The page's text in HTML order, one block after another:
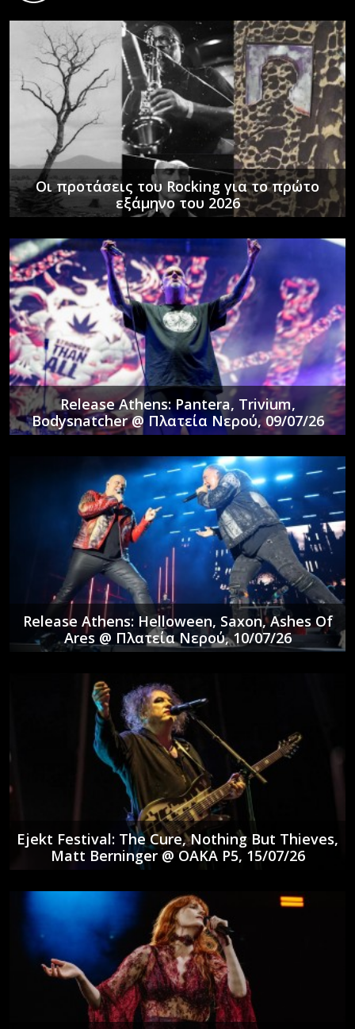
Οι προτάσεις του Rocking για το πρώτο
εξάμηνο του 2026
Release Athens: Pantera, Trivium,
Bodysnatcher @ Πλατεία Νερού, 09/07/26
Release Athens: Helloween, Saxon, Ashes Of
Ares @ Πλατεία Νερού, 10/07/26
Ejekt Festival: The Cure, Nothing But Thieves,
Matt Berninger @ ΟΑΚΑ P5, 15/07/26